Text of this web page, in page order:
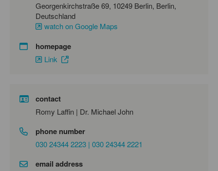
Georgenkirchstraße 69, 10249 Berlin, Berlin,
Deutschland
watch on Google Maps
homepage
Link
contact
Romy Laffin | Dr. Michael John
phone number
030 24344 2223 | 030 24344 2221
email address